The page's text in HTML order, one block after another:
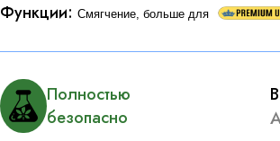
Функции: Смягчение, больше для
Полностью
безопасно